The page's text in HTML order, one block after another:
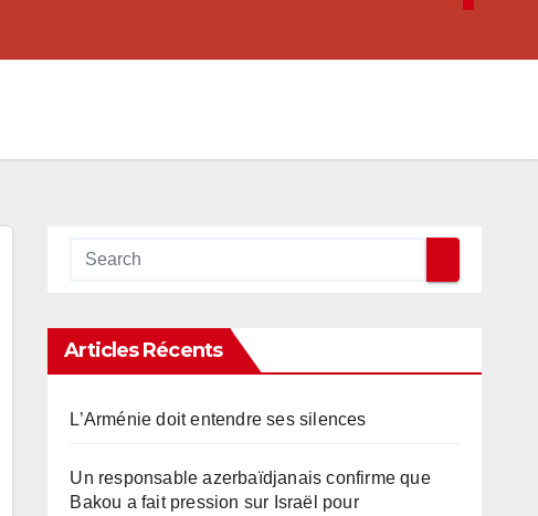
Articles Récents
L’Arménie doit entendre ses silences
Un responsable azerbaïdjanais confirme que
Bakou a fait pression sur Israël pour